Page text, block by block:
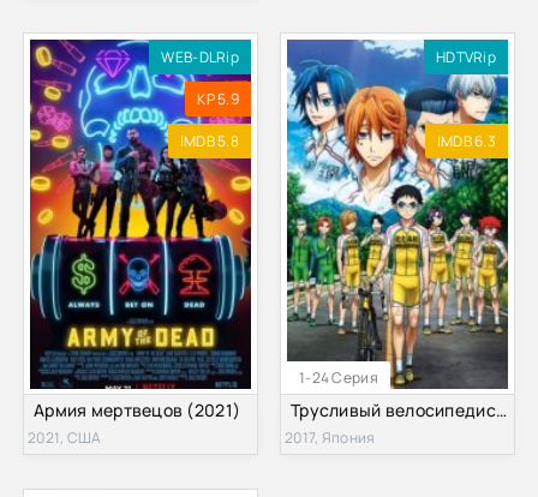
WEB-DLRip
KP 5.9
IMDB 5.8
Армия мертвецов (2021)
2021, США
1-24 Серия
HDTVRip
IMDB 6.3
Трусливый велосипедист (3 Сезон) (2017)
2017, Япония